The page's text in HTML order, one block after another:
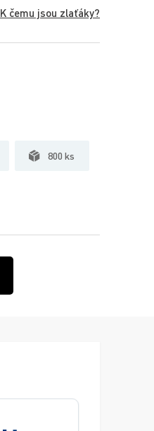
K čemu jsou zlaťáky?
800 ks